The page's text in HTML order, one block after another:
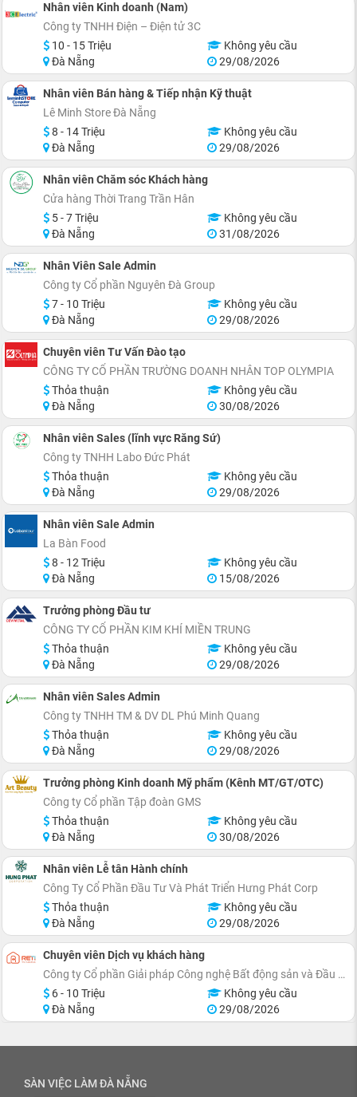
Nhân viên Kinh doanh (Nam)
Công ty TNHH Điện – Điện tử 3C
10 - 15 Triệu
Không yêu cầu
Đà Nẵng
29/08/2026
Nhân viên Bán hàng & Tiếp nhận Kỹ thuật
Lê Minh Store Đà Nẵng
8 - 14 Triệu
Không yêu cầu
Đà Nẵng
29/08/2026
Nhân viên Chăm sóc Khách hàng
Cửa hàng Thời Trang Trần Hân
5 - 7 Triệu
Không yêu cầu
Đà Nẵng
31/08/2026
Nhân Viên Sale Admin
Công ty Cổ phần Nguyên Đà Group
7 - 10 Triệu
Không yêu cầu
Đà Nẵng
29/08/2026
Chuyên viên Tư Vấn Đào tạo
CÔNG TY CỔ PHẦN TRƯỜNG DOANH NHÂN TOP OLYMPIA
Thỏa thuận
Không yêu cầu
Đà Nẵng
30/08/2026
Nhân viên Sales (lĩnh vực Răng Sứ)
Công ty TNHH Labo Đức Phát
Thỏa thuận
Không yêu cầu
Đà Nẵng
29/08/2026
Nhân viên Sale Admin
La Bàn Food
8 - 12 Triệu
Không yêu cầu
Đà Nẵng
15/08/2026
Trưởng phòng Đầu tư
CÔNG TY CỔ PHẦN KIM KHÍ MIỀN TRUNG
Thỏa thuận
Không yêu cầu
Đà Nẵng
29/08/2026
Nhân viên Sales Admin
Công ty TNHH TM & DV DL Phú Minh Quang
Thỏa thuận
Không yêu cầu
Đà Nẵng
29/08/2026
Trưởng phòng Kinh doanh Mỹ phẩm (Kênh MT/GT/OTC)
Công ty Cổ phần Tập đoàn GMS
Thỏa thuận
Không yêu cầu
Đà Nẵng
30/08/2026
Nhân viên Lễ tân Hành chính
Công Ty Cổ Phần Đầu Tư Và Phát Triển Hưng Phát Corp
Thỏa thuận
Không yêu cầu
Đà Nẵng
29/08/2026
Chuyên viên Dịch vụ khách hàng
Công ty Cổ phần Giải pháp Công nghệ Bất động sản và Đầu tư RETI
6 - 10 Triệu
Không yêu cầu
Đà Nẵng
29/08/2026
SÀN VIỆC LÀM ĐÀ NẴNG